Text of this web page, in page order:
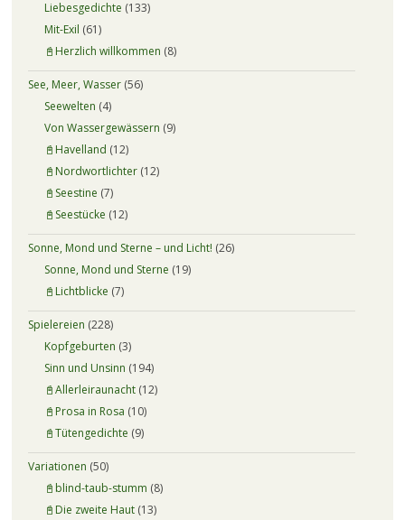
Liebesgedichte (133)
Mit-Exil (61)
📓Herzlich willkommen (8)
See, Meer, Wasser(56)
Seewelten (4)
Von Wassergewässern (9)
📓Havelland (12)
📓Nordwortlichter(12)
📓Seestine (7)
📓Seestücke (12)
Sonne, Mond und Sterne – und Licht! (26)
Sonne, Mond und Sterne (19)
📓Lichtblicke (7)
Spielereien (228)
Kopfgeburten (3)
Sinn und Unsinn (194)
📓Allerleiraunacht(12)
📓Prosa in Rosa (10)
📓Tütengedichte (9)
Variationen (50)
📓blind-taub-stumm (8)
📓Die zweite Haut(13)